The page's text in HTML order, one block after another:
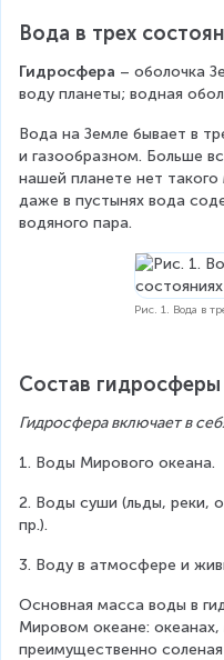
Вода в трех
Гидросфера – оболочка
воду планеты; водная
Вода на Земле бывает в
и газообразном. Больше
нашей планете нет
даже в пустынях вода
водяного пара.
Рис. 1. Вода в
Состав гидросферы
Гидросфера включает в
1. Воды Мирового океана.
2. Воды суши (льды, реки,
пр.).
3. Воду в атмосфере и
Основная масса воды в
Мировом океане: океанах,
преимущественно